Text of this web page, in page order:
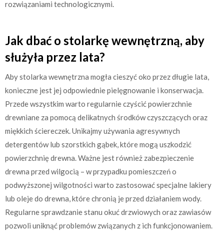
rozwiązaniami technologicznymi.
Jak dbać o stolarkę wewnętrzną, aby
służyła przez lata?
Aby stolarka wewnętrzna mogła cieszyć oko przez długie lata,
konieczne jest jej odpowiednie pielęgnowanie i konserwacja.
Przede wszystkim warto regularnie czyścić powierzchnie
drewniane za pomocą delikatnych środków czyszczących oraz
miękkich ściereczek. Unikajmy używania agresywnych
detergentów lub szorstkich gąbek, które mogą uszkodzić
powierzchnię drewna. Ważne jest również zabezpieczenie
drewna przed wilgocią – w przypadku pomieszczeń o
podwyższonej wilgotności warto zastosować specjalne lakiery
lub oleje do drewna, które chronią je przed działaniem wody.
Regularne sprawdzanie stanu okuć drzwiowych oraz zawiasów
pozwoli uniknąć problemów związanych z ich funkcjonowaniem.